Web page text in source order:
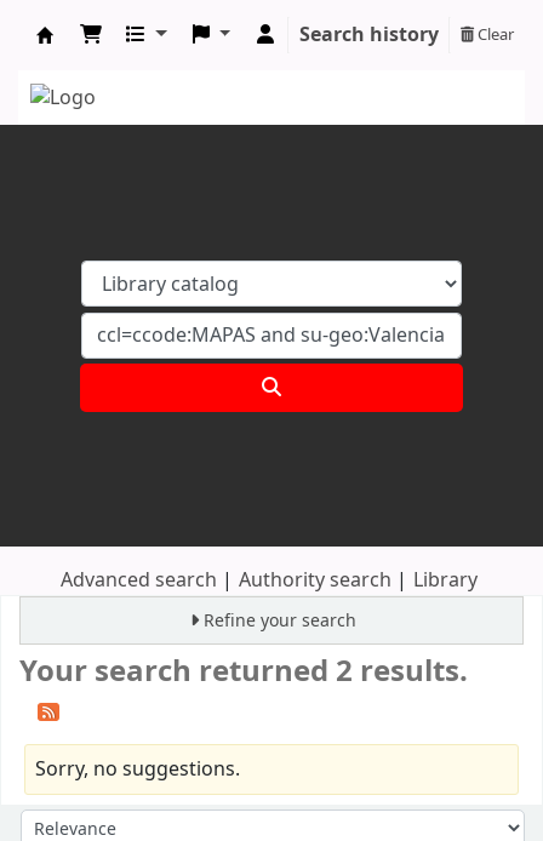
Search history Clear
Advanced search Authority search Library
Refine your search
Your search returned 2 results.
Sorry, no suggestions.
Sort by: